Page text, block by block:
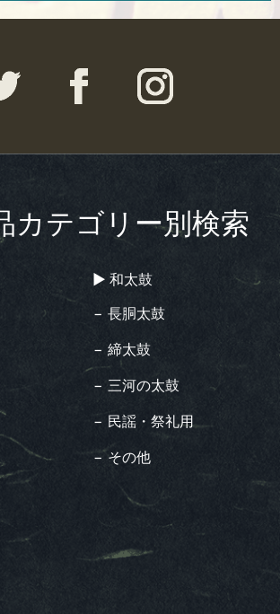
カテゴリー別検索
▶︎ 和太鼓
− 長胴太鼓
− 締太鼓
− 三河の太鼓
− 民謡・祭礼用
− その他